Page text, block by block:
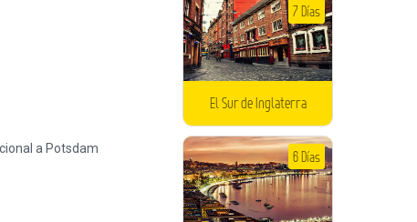
El Sur de Inglaterra
7 Días
6 Días